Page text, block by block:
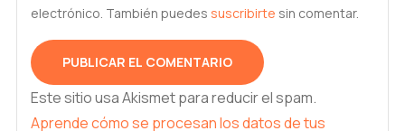
electrónico. También puedes suscribirte sin comentar.
Este sitio usa Akismet para reducir el spam.
Aprende cómo se procesan los datos de tus